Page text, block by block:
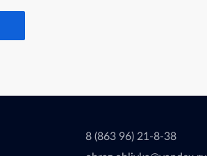
8 (863 96) 21-8-38